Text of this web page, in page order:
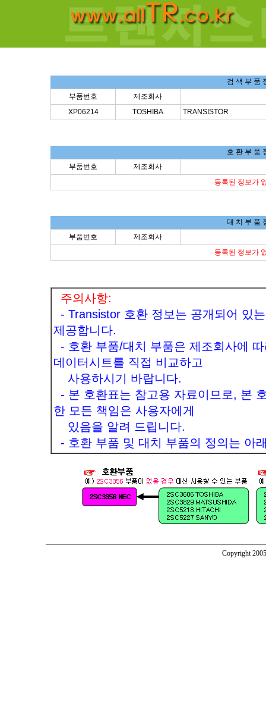
검 색 부 품
부품번호
제조회사
XP06214
TOSHIBA TRANSISTOR
호 환 부 품
부품번호
제조회사
등록된 정보가
대 치 부 품
부품번호
제조회사
등록된 정보가
주의사항:
- Transistor 호환 정보는 공개되어 있
제공합니다.
- 호환 부품/대치 부품은 제조회사에
데이터시트를 직접 비교하고
사용하시기 바랍니다.
- 본 호환표는 참고용 자료이므로, 본
한 모든 책임은 사용자에게
있음을 알려 드립니다.
- 호환 부품 및 대치 부품의 정의는 아
Copyright